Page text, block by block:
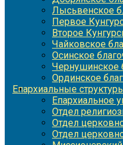
Лысьвенское
Первое
Второе
Чайковское
Осинское
Чернушинское
Ординское
Епархиальные
Епархиальное
Отдел
Отдел
Отдел